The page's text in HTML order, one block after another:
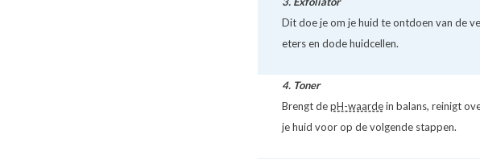
Dit doe je om je huid te ontdoen van de
eters en dode huidcellen.
4. Toner
Brengt depH-waardein balans, reinigt
je huid voor op de volgende stappen.